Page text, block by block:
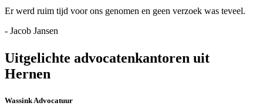
Er werd ruim tijd voor ons genomen en geen verzoek was teveel.
- Jacob Jansen
Uitgelichte advocatenkantoren uit
Hernen
Wassink Advocatuur